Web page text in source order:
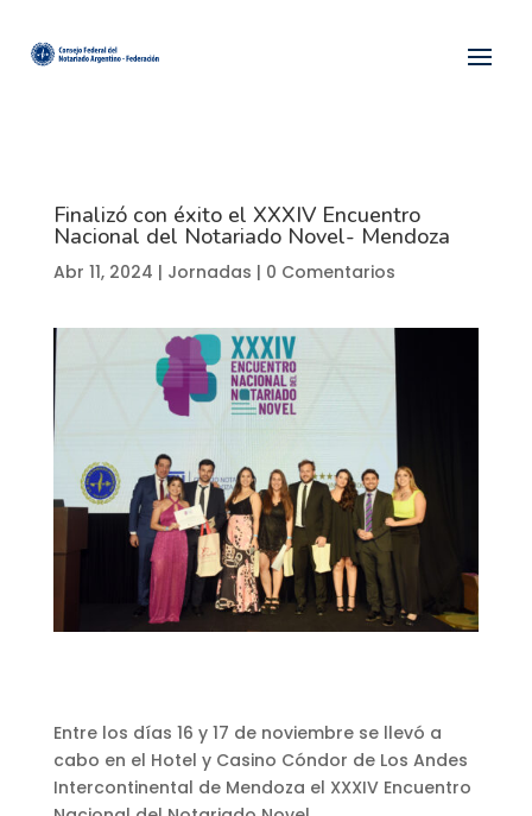
Finalizó con éxito el XXXIV Encuentro
Nacional del Notariado Novel- Mendoza
Abr 11, 2024 | Jornadas | 0 Comentarios
Entre los días 16 y 17 de noviembre se llevó a
cabo en el Hotel y Casino Cóndor de Los Andes
Intercontinental de Mendoza el XXXIV Encuentro